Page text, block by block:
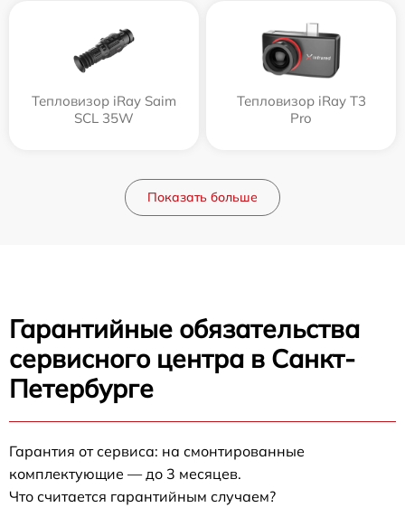
Тепловизор iRay Saim
SCL 35W
Тепловизор iRay T3
Pro
Показать больше
Гарантийные обязательства
сервисного центра в Санкт-
Петербурге
Гарантия от сервиса: на смонтированные
комплектующие — до 3 месяцев.
Что считается гарантийным случаем?